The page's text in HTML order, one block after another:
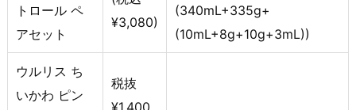
トロール ペ
アセット
¥3,080)
(340mL+335g+
(10mL+8g+10g+3mL))
ウルリス ち
いかわ ピン
税抜